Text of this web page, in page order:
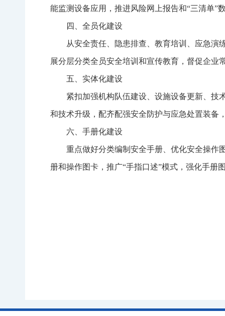
能监测设备应用，推进风险网上报告和“三清单”
四、全员化建设
从安全责任、隐患排查、教育培训、应急演
展分层分类全员安全培训和宣传教育，督促企业
五、实体化建设
紧扣加强机构队伍建设、设施设备更新、技
和技术升级，配齐配强安全防护与应急处置装备
六、手册化建设
重点做好分类编制安全手册、优化安全操作
册和操作图卡，推广“手指口述”模式，强化手册